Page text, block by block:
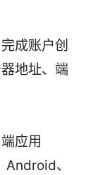
成账户创
地址、端
应用
Android、